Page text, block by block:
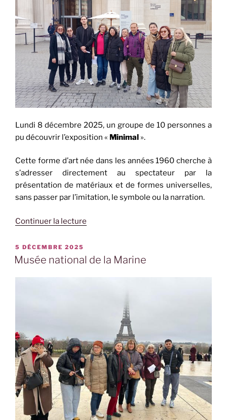
Lundi 8 décembre 2025, un groupe de 10 personnes a
pu découvrir l’exposition « Minimal ».
Cette forme d’art née dans les années 1960 cherche à
s’adresser directement au spectateur par la
présentation de matériaux et de formes universelles,
sans passer par l’imitation, le symbole ou la narration.
Continuer la lecture
la
PUBLIÉ
LE
5 DÉCEMBRE 2025
Musée national de la Marine